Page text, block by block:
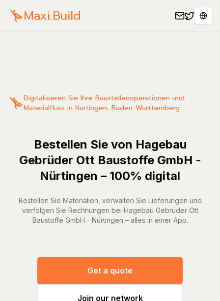
Maxi.Build
Digitalisieren Sie Ihre Baustellenoperationen und
Materialfluss in Nürtingen, Baden-Württemberg
Bestellen Sie von Hagebau
Gebrüder Ott Baustoffe GmbH -
Nürtingen – 100% digital
Bestellen Sie Materialien, verwalten Sie Lieferungen und
verfolgen Sie Rechnungen bei Hagebau Gebrüder Ott
Baustoffe GmbH - Nürtingen – alles in einer App.
Get a quote
Join our network